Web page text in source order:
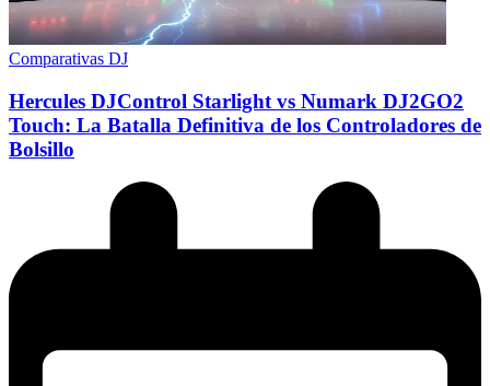
Comparativas DJ
Hercules DJControl Starlight vs Numark DJ2GO2
Touch: La Batalla Definitiva de los Controladores de
Bolsillo